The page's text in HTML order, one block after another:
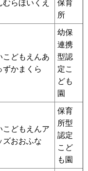
むらほいくえ
保育
所
こどもえんあ
ずかまくら
幼保
連携
型認
定こ
ども
園
こどもえんア
ズおおふな
保育
所型
認定
こど
も園